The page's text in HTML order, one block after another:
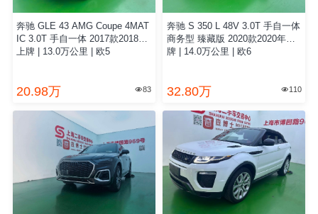
奔驰 GLE 43 AMG Coupe 4MAT
IC 3.0T 手自一体 2017款2018年
上牌 | 13.0万公里 | 欧5
20.98万 83
奔驰 S 350 L 48V 3.0T 手自一体
商务型 臻藏版 2020款2020年上
牌 | 14.0万公里 | 欧6
32.80万  110